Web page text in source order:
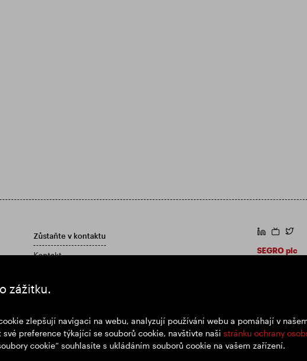
zážitku.
zlepšují navigaci na webu, analyzují používání webu a pomáhají v
preference týkající se souborů cookie, navštivte naši stránku ochrany
cookie“ souhlasíte s ukládáním souborů cookie na vašem zařízení.
Zůstaňte v kontaktu
Kontakt
https://https://
SEGRO plc